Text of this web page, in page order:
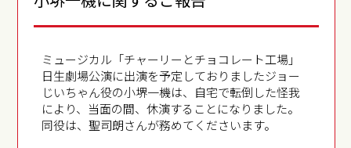
ミュージカル「チャーリーとチョコレート工場」
日生劇場公演に出演を予定しておりましたジョー
じいちゃん役の小堺一機は、自宅で転倒した怪我
により、当面の間、休演することになりました。
同役は、聖司朗さんが務めてくださいます。